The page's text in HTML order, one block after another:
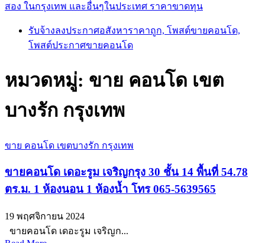
สอง ในกรุงเทพ และอื่นๆในประเทศ ราคาขาดทุน
รับจ้างลงประกาศอสังหาราคาถูก, โพสต์ขายคอนโด,
โพสต์ประกาศขายคอนโด
หมวดหมู่: ขาย คอนโด เขต
บางรัก กรุงเทพ
ขาย คอนโด เขตบางรัก กรุงเทพ
ขายคอนโด เดอะรูม เจริญกรุง 30 ชั้น 14 พื้นที่ 54.78
ตร.ม. 1 ห้องนอน 1 ห้องน้ำ โทร 065-5639565
19 พฤศจิกายน 2024
ขายคอนโด เดอะรูม เจริญก...